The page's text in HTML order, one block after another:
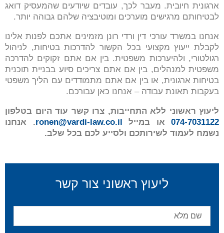
ארגונית חיובית. מעבר לכך, עובדים שיודעים שהמעסיק דואג
לבטיחותם מרגישים מוערכים ומוטיבציה שלהם גבוהה יותר.
אנחנו במשרד עורכי דין ורדי רונן מזמינים אתכם לפנות אלינו
לקבלת ייעוץ מקצועי בכל הקשור להדרכות בטיחות, לניהול
רגולטורי, ולהיערכות משפטית. בין אם אתם זקוקים להדרכה
משפטית למנהלים, בין אם אתם צריכים סיוע בבניית תוכנית
בטיחות ארגונית, או בין אם אתם מתמודדים עם הליך משפטי
בעקבות תאונת עבודה – אנחנו כאן עבורכם.
ליעוץ ראשוני ללא התחייבות, צרו קשר עוד היום בטלפון
074-7031122 או במייל ronen@vardi-law.co.il
. אנחנו
נשמח לעמוד לשירותכם ולסייע לכם בכל שלב.
ליעוץ ראשוני צור קשר